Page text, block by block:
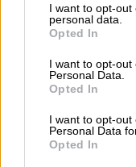
not limited to your
grant or deny
use your data for
consent section.
I want to opt-
personal data.
Opted In
I want to opt-out
Personal Data.
Opted In
I want to opt-
Personal Data
Opted In